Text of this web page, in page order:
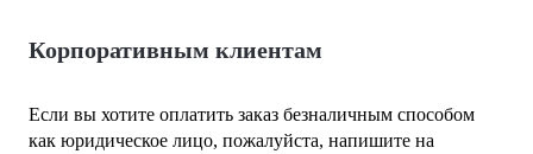
Корпоративным клиентам
Если вы хотите оплатить заказ безналичным способом
как юридическое лицо, пожалуйста, напишите на